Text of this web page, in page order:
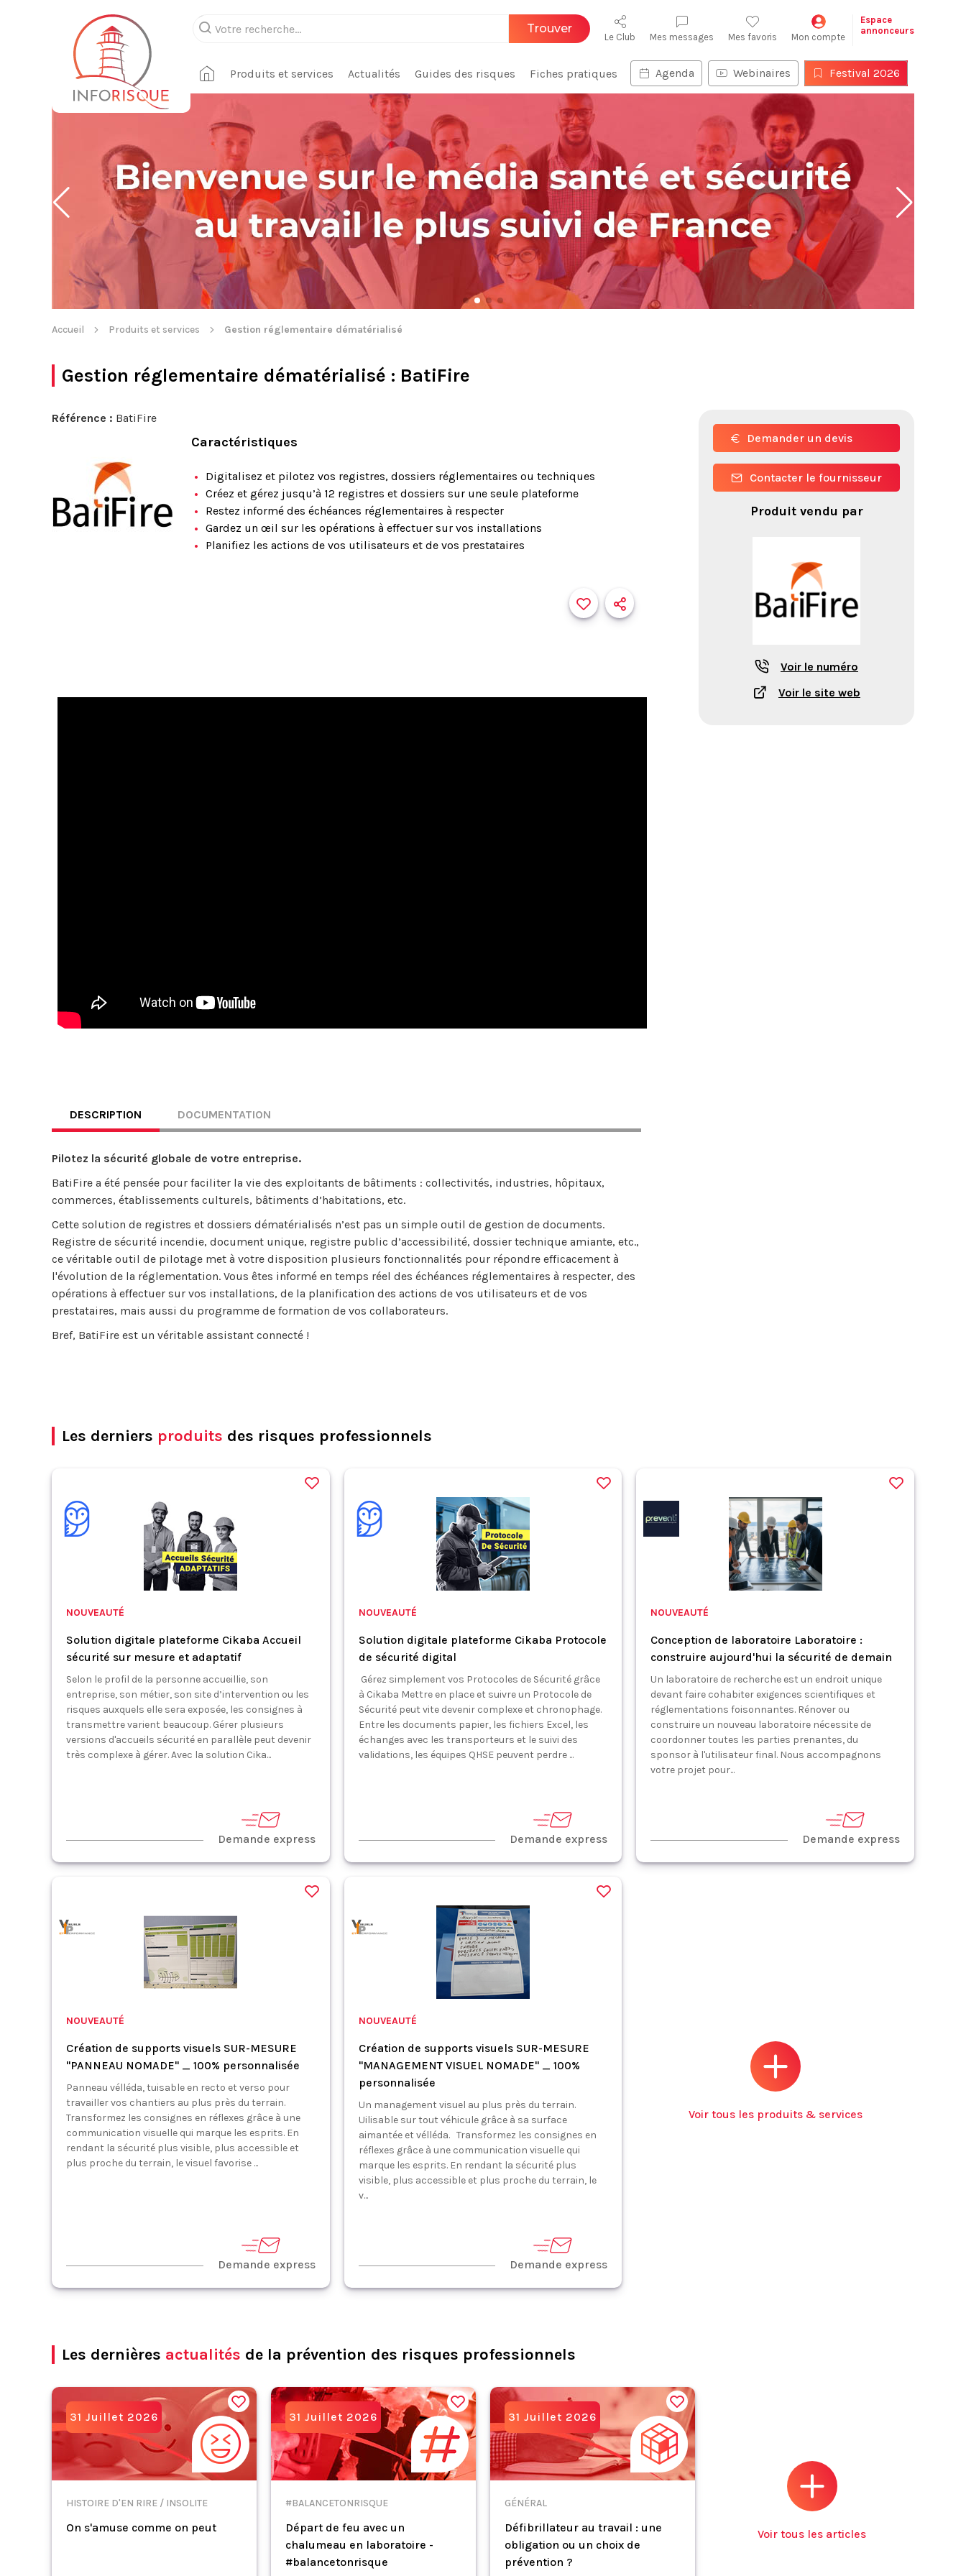
Trouver
Le Club Mes messages Mes favoris Mon compte
Espace
annonceurs
Produits et services Actualités Guides des risques Fiches pratiques Agenda Webinaires Festival 2026
Accueil Produits et services Gestion réglementaire dématérialisé
Gestion réglementaire dématérialisé : BatiFire
Référence : BatiFire
Caractéristiques
Digitalisez et pilotez vos registres, dossiers réglementaires ou techniques
Créez et gérez jusqu’à 12 registres et dossiers sur une seule plateforme
Restez informé des échéances réglementaires à respecter
Gardez un œil sur les opérations à effectuer sur vos installations
Planifiez les actions de vos utilisateurs et de vos prestataires
DESCRIPTION DOCUMENTATION
Pilotez la sécurité globale de votre entreprise.
BatiFire a été pensée pour faciliter la vie des exploitants de bâtiments : collectivités, industries, hôpitaux,
commerces, établissements culturels, bâtiments d’habitations, etc.
Cette solution de registres et dossiers dématérialisés n’est pas un simple outil de gestion de documents.
Registre de sécurité incendie, document unique, registre public d’accessibilité, dossier technique amiante, etc.,
ce véritable outil de pilotage met à votre disposition plusieurs fonctionnalités pour répondre efficacement à
l'évolution de la réglementation. Vous êtes informé en temps réel des échéances réglementaires à respecter, des
opérations à effectuer sur vos installations, de la planification des actions de vos utilisateurs et de vos
prestataires, mais aussi du programme de formation de vos collaborateurs.
Bref, BatiFire est un véritable assistant connecté !
Demander un devis
Contacter le fournisseur
Produit vendu par
Voir le numéro
Voir le site web
Les derniers produits des risques professionnels
NOUVEAUTÉ
Solution digitale plateforme Cikaba Accueil
sécurité sur mesure et adaptatif
Selon le profil de la personne accueillie, son
entreprise, son métier, son site d’intervention ou les
risques auxquels elle sera exposée, les consignes à
transmettre varient beaucoup. Gérer plusieurs
versions d'accueils sécurité en parallèle peut devenir
très complexe à gérer. Avec la solution Cika...
Demande express
NOUVEAUTÉ
Solution digitale plateforme Cikaba Protocole
de sécurité digital
Gérez simplement vos Protocoles de Sécurité grâce
à Cikaba Mettre en place et suivre un Protocole de
Sécurité peut vite devenir complexe et chronophage.
Entre les documents papier, les fichiers Excel, les
échanges avec les transporteurs et le suivi des
validations, les équipes QHSE peuvent perdre ...
Demande express
NOUVEAUTÉ
Conception de laboratoire Laboratoire :
construire aujourd'hui la sécurité de demain
Un laboratoire de recherche est un endroit unique
devant faire cohabiter exigences scientifiques et
réglementations foisonnantes. Rénover ou
construire un nouveau laboratoire nécessite de
coordonner toutes les parties prenantes, du
sponsor à l'utilisateur final. Nous accompagnons
votre projet pour...
Demande express
NOUVEAUTÉ
Création de supports visuels SUR-MESURE
"PANNEAU NOMADE" _ 100% personnalisée
Panneau vélléda, tuisable en recto et verso pour
travailler vos chantiers au plus près du terrain.
Transformez les consignes en réflexes grâce à une
communication visuelle qui marque les esprits. En
rendant la sécurité plus visible, plus accessible et
plus proche du terrain, le visuel favorise ...
Demande express
NOUVEAUTÉ
Création de supports visuels SUR-MESURE
"MANAGEMENT VISUEL NOMADE" _ 100%
personnalisée
Un management visuel au plus près du terrain.
Uilisable sur tout véhicule grâce à sa surface
aimantée et vélléda. Transformez les consignes en
réflexes grâce à une communication visuelle qui
marque les esprits. En rendant la sécurité plus
visible, plus accessible et plus proche du terrain, le
v...
Demande express
Voir tous les produits & services
Les dernières actualités de la prévention des risques professionnels
31 Juillet 2026
HISTOIRE D'EN RIRE / INSOLITE
On s'amuse comme on peut
31 Juillet 2026
#BALANCETONRISQUE
Départ de feu avec un
chalumeau en laboratoire -
#balancetonrisque
31 Juillet 2026
GÉNÉRAL
Défibrillateur au travail : une
obligation ou un choix de
prévention ?
Voir tous les articles